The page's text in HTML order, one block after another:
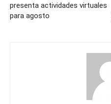
presenta actividades virtuales
para agosto